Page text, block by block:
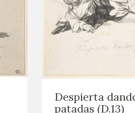
Despierta
patadas (D.13)